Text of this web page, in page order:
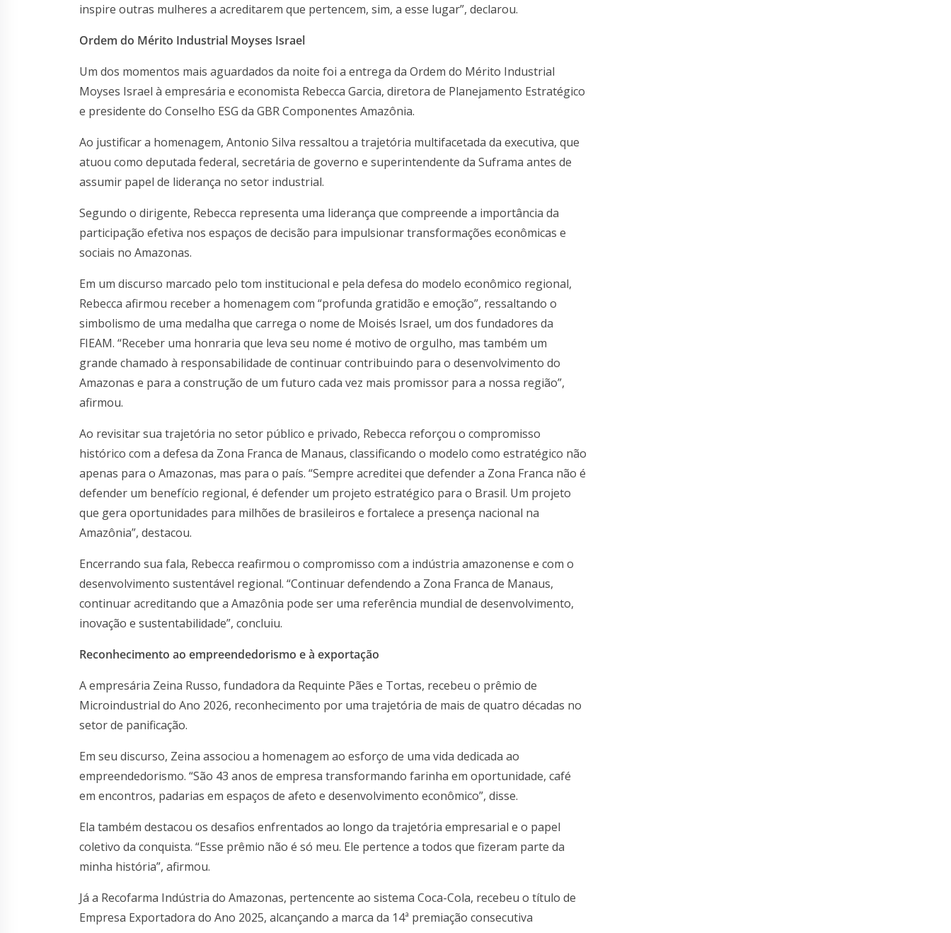
inspire outras mulheres a acreditarem que pertencem, sim, a esse lugar”, declarou.
Ordem do Mérito Industrial Moyses Israel
Um dos momentos mais aguardados da noite foi a entrega da Ordem do Mérito Industrial
Moyses Israel à empresária e economista Rebecca Garcia, diretora de Planejamento Estratégico
e presidente do Conselho ESG da GBR Componentes Amazônia.
Ao justificar a homenagem, Antonio Silva ressaltou a trajetória multifacetada da executiva, que
atuou como deputada federal, secretária de governo e superintendente da Suframa antes de
assumir papel de liderança no setor industrial.
Segundo o dirigente, Rebecca representa uma liderança que compreende a importância da
participação efetiva nos espaços de decisão para impulsionar transformações econômicas e
sociais no Amazonas.
Em um discurso marcado pelo tom institucional e pela defesa do modelo econômico regional,
Rebecca afirmou receber a homenagem com “profunda gratidão e emoção”, ressaltando o
simbolismo de uma medalha que carrega o nome de Moisés Israel, um dos fundadores da
FIEAM. “Receber uma honraria que leva seu nome é motivo de orgulho, mas também um
grande chamado à responsabilidade de continuar contribuindo para o desenvolvimento do
Amazonas e para a construção de um futuro cada vez mais promissor para a nossa região”,
afirmou.
Ao revisitar sua trajetória no setor público e privado, Rebecca reforçou o compromisso
histórico com a defesa da Zona Franca de Manaus, classificando o modelo como estratégico não
apenas para o Amazonas, mas para o país. “Sempre acreditei que defender a Zona Franca não é
defender um benefício regional, é defender um projeto estratégico para o Brasil. Um projeto
que gera oportunidades para milhões de brasileiros e fortalece a presença nacional na
Amazônia”, destacou.
Encerrando sua fala, Rebecca reafirmou o compromisso com a indústria amazonense e com o
desenvolvimento sustentável regional. “Continuar defendendo a Zona Franca de Manaus,
continuar acreditando que a Amazônia pode ser uma referência mundial de desenvolvimento,
inovação e sustentabilidade”, concluiu.
Reconhecimento ao empreendedorismo e à exportação
A empresária Zeina Russo, fundadora da Requinte Pães e Tortas, recebeu o prêmio de
Microindustrial do Ano 2026, reconhecimento por uma trajetória de mais de quatro décadas no
setor de panificação.
Em seu discurso, Zeina associou a homenagem ao esforço de uma vida dedicada ao
empreendedorismo. “São 43 anos de empresa transformando farinha em oportunidade, café
em encontros, padarias em espaços de afeto e desenvolvimento econômico”, disse.
Ela também destacou os desafios enfrentados ao longo da trajetória empresarial e o papel
coletivo da conquista. “Esse prêmio não é só meu. Ele pertence a todos que fizeram parte da
minha história”, afirmou.
Já a Recofarma Indústria do Amazonas, pertencente ao sistema Coca-Cola, recebeu o título de
Empresa Exportadora do Ano 2025, alcançando a marca da 14ª premiação consecutiva